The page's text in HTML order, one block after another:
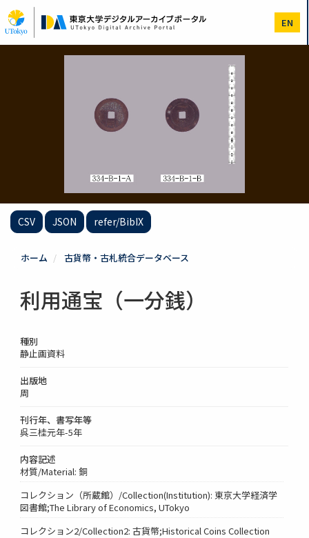
イ
ン
コ
EN
CSV JSON refer/BibIX
ホーム 古貨幣・古札統合データベース
利用通宝（一分銭）
種別
静止画資料
出版地
周
刊行年、書写年等
呉三桂元年-5年
内容記述
材質/Material: 銅
コレクション（所蔵館）/Collection(Institution): 東京大学経済学
図書館;The Library of Economics, UTokyo
コレクション2/Collection2: 古貨幣;Historical Coins Collection